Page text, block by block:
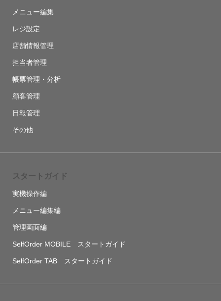
メニュー編集
レジ設定
店舗情報管理
担当者管理
帳票管理・分析
顧客管理
日報管理
その他
スタートガイド
実機操作編
メニュー編集編
管理画面編
SelfOrder MOBILE スタートガイド
SelfOrder TAB スタートガイド